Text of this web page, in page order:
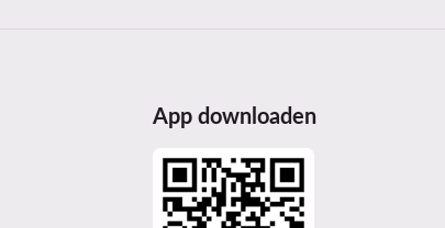
App downloaden